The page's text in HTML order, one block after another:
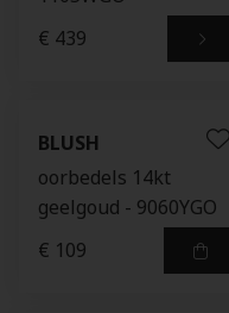
€ 439
BLUSH
oorbedels 14kt
geelgoud - 9060YGO
€ 109